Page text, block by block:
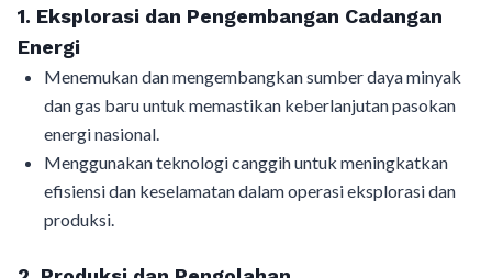
1. Eksplorasi dan Pengembangan Cadangan
Energi
Menemukan dan mengembangkan sumber daya minyak
dan gas baru untuk memastikan keberlanjutan pasokan
energi nasional.
Menggunakan teknologi canggih untuk meningkatkan
efisiensi dan keselamatan dalam operasi eksplorasi dan
produksi.